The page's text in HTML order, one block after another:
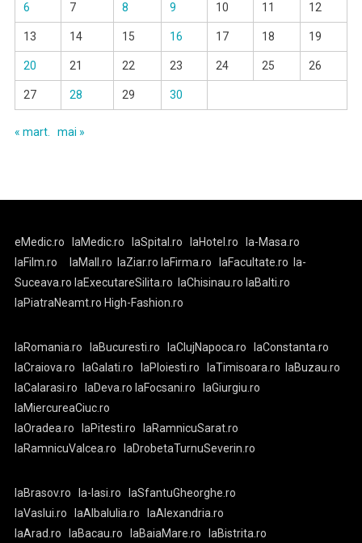
6 7 8 9 10 11 12
13 14 15 16 17 18 19
20 21 22 23 24 25 26
27 28 29 30
« mart. mai »
eMedic.ro laMedic.ro laSpital.ro laHotel.ro
la-Masa.ro
laFilm.ro
laMall.ro laZiar.ro laFirma.ro laFacultate.ro
la-
Suceava.ro laExecutareSilita.ro laChisinau.ro laBalti.ro
laPiatraNeamt.ro High-Fashion.ro
laRomania.ro laBucuresti.ro laClujNapoca.ro
laConstanta.ro
laCraiova.ro
laGalati.ro laPloiesti.ro laTimisoara.ro
laBuzau.ro
laCalarasi.ro
laDeva.ro laFocsani.ro
laGiurgiu.ro
laMiercureaCiuc.ro
laOradea.ro
laPitesti.ro
laRamnicuSarat.ro
laRamnicuValcea.ro
laDrobetaTurnuSeverin.ro
laBrasov.ro la-Iasi.ro
laSfantuGheorghe.ro
laVaslui.ro
laAlbaIulia.ro
laAlexandria.ro
laArad.ro
laBacau.ro laBaiaMare.ro laBistrita.ro